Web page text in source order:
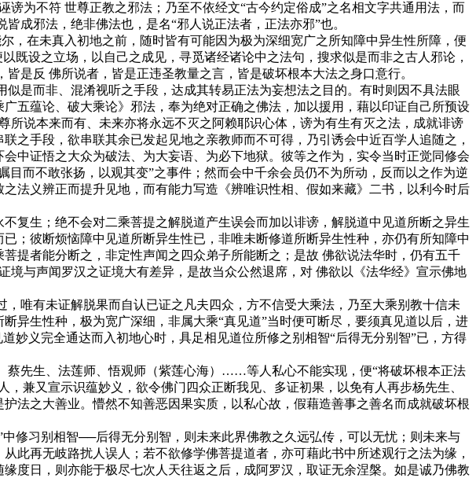
为不符 世尊正教之邪法；乃至不依经文“古今约定俗成”之名相文字共通用法，而
成邪法，绝非佛法也，是名“邪人说正法者，正法亦邪”也。
在未真入初地之前，随时皆有可能因为极为深细宽广之所知障中异生性所障，便
既设之立场，以自己之成见，寻觅诸经诸论中之法句，搜求似是而非之古人邪论，
是反 佛所说者，皆是正违圣教量之言，皆是破坏根本大法之身口意行。
而非、混淆视听之手段，达成其转易正法为妄想法之目的。有时则因不具法眼
蕴论、破大乘论》邪法，奉为绝对正确之佛法，加以援用，藉以印证自己所预设
说本来而有、未来亦将永远不灭之阿赖耶识心体，谤为有生有灭之法，成就诽谤
之手段，欲串联其余已发起见地之亲教师而不可得，乃引诱会中近百学人追随之，
中证悟之大众为破法、为大妄语、为必下地狱。彼等之作为，实令当时正觉同修会
而不敢张扬，以观其变”之事件；然而会中千余会员仍不为所动，反而以之作为逆
法义辨正而提升见地，而有能力写造《辨唯识性相、假如来藏》二书，以利今时后
生；绝不会对二乘菩提之解脱道产生误会而加以诽谤，解脱道中见道所断之异生
；彼断烦恼障中见道所断异生性已，非唯未断修道所断异生性种，亦仍有所知障中
提者能分断之，非定性声闻之四众弟子所能断之；是故 佛欲说法华时，仍有五千
与声闻罗汉之证境大有差异，是故当众公然退席，对 佛欲以《法华经》宣示佛地
有未证解脱果而自认已证之凡夫四众，方不信受大乘法，乃至大乘别教十信未
异生性种，极为宽广深细，非属大乘“真见道”当时便可断尽，要须真见道以后，进
妙义完全通达而入初地心时，具足相见道位所修之别相智“后得无分别智”已，方得
先生、法莲师、悟观师（紫莲心海）……等人私心不能实现，便“将破坏根本正法
兼又宣示识蕴妙义，欲令佛门四众正断我见、多证初果，以免有人再步杨先生、
之大善业。懵然不知善恶因果实质，以私心故，假藉造善事之善名而成就破坏根
习别相智──后得无分别智，则未来此界佛教之久远弘传，可以无忧；则未来与
此再无岐路扰人误人；若不欲修学佛菩提道者，亦可藉此书中所述观行之法为缘，
度日，则亦能于极尽七次人天往返之后，成阿罗汉，取证无余涅槃。如是诚乃佛教